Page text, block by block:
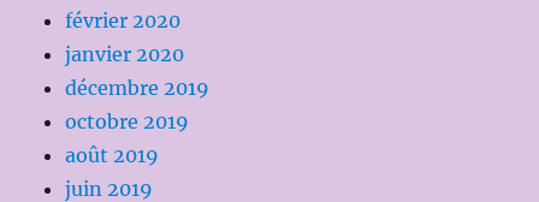
février 2020
janvier 2020
décembre 2019
octobre 2019
août 2019
juin 2019